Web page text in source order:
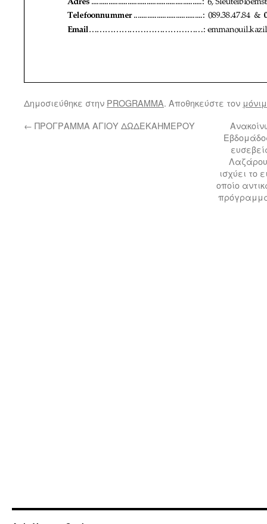
Δημοσιεύθηκε στην PROGRAMMA. Αποθηκεύστε τον
← ΠΡΟΓΡΑΜΜΑ ΑΓΙΟΥ ΔΩΔΕΚΑΗΜΕΡΟΥ
ισχύει το
οποίο